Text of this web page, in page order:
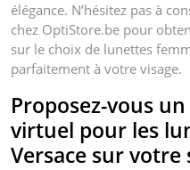
élégance. N’hésitez pas à
chez OptiStore.be pour
sur le choix de lunettes
parfaitement à votre visage.
Proposez-vous un
virtuel pour les
Versace sur votre